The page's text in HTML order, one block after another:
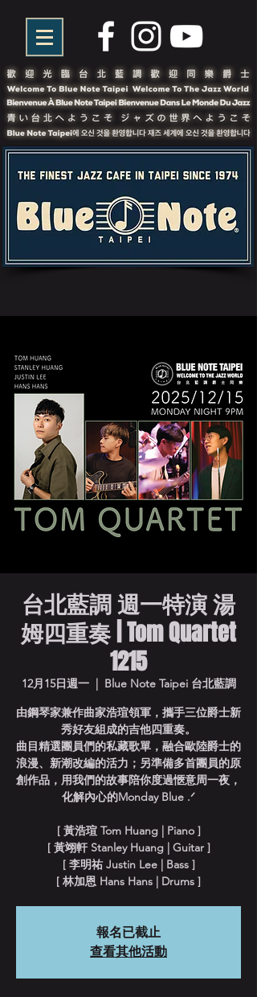
台北藍調 週一特演 湯
姆四重奏 | Tom Quartet
1215
12月15日週一
  |
Blue Note Taipei 台北藍調
由鋼琴家兼作曲家浩瑄領軍，攜手三位爵士新
秀好友組成的吉他四重奏。
曲目精選團員們的私藏歌單，融合歐陸爵士的
浪漫、新潮改編的活力；另準備多首團員的原
創作品，用我們的故事陪你度過愜意周一夜，
化解內心的Monday Blue .ᐟ
[ 黃浩瑄 Tom Huang | Piano ]
[ 黃翊軒 Stanley Huang | Guitar ]
[ 李明祐 Justin Lee | Bass ]
[ 林加恩 Hans Hans | Drums ]
報名已截止
查看其他活動